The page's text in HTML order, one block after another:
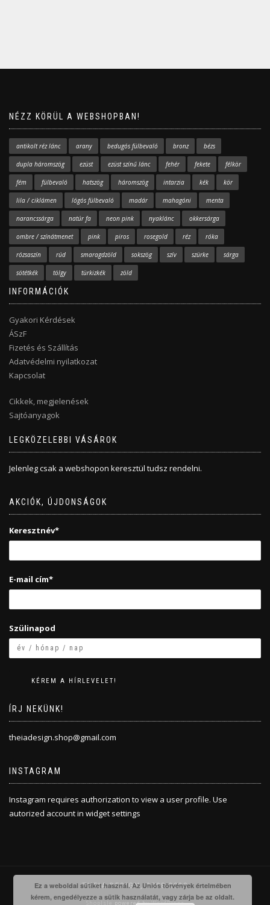
NÉZZ KÖRÜL A WEBSHOPBAN!
antikolt réz lánc arany bedugós fülbevaló bronz bézs
dupla háromszög ezüst ezüst színű lánc fehér fekete félkör
fém fülbevaló hatszög háromszög intarzia kék kör
lila / ciklámen lógós fülbevaló madár mahagóni menta
narancssárga natúr fa neon pink nyaklánc okkersárga
ombre / színátmenet pink piros rosegold réz róka
rózsaszín rúd smaragdzöld sokszög szív szürke sárga
sötétkék tölgy türkizkék zöld
INFORMÁCIÓK
Gyakori Kérdések
ÁSzF
Fizetés és Szállítás
Adatvédelmi nyilatkozat
Kapcsolat
Cikkek, megjelenések
Sajtóanyagok
LEGKÖZELEBBI VÁSÁROK
Jelenleg csak a webshopon keresztül tudsz rendelni.
AKCIÓK, ÚJDONSÁGOK
Keresztnév*
E-mail cím*
Szülinapod
ÍRJ NEKÜNK!
theiadesign.shop@gmail.com
INSTAGRAM
Instagram requires authorization to view a user profile. Use
autorized account in widget settings
THEIA DESIGN, 2008-2020
powered byWordPress
Ez a weboldal sütiket használ. Az Uniós törvények értelmében
kérem, engedélyezze a sütik használatát, vagy zárja be az oldalt.